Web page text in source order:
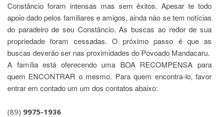
Constâncio foram intensas mas sem êxitos. Apesar te todo
apoio dado pelos familiares e amigos, ainda não se tem notícias
do paradeiro de seu Constâncio. As buscas ao redor de sua
propriedade foram cessadas. O próximo passo é que as
buscas deverão ser nas proximidades do Povoado Mandacaru.
A família está oferecendo uma BOA RECOMPENSA para
quem ENCONTRAR o mesmo. Para quem encontra-lo, favor
entrar em contado um um dos contatos abaixo:
(89) 9975-1936